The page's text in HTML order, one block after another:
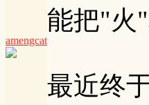
amengcat
能把"火
最近终